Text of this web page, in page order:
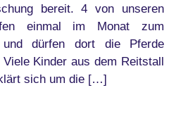
bereit. 4 von unseren
einmal im Monat zum
und dürfen dort die Pferde
Kinder aus dem Reitstall
sich um die […]